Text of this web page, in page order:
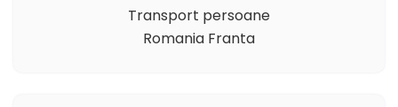
Transport persoane
Romania Franta